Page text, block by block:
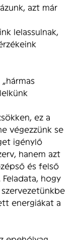
azt már
lelassulnak,
ez a
végezzünk se
igénylő
hanem azt
és felső
hogy
szervezetünkbe
energiákat a